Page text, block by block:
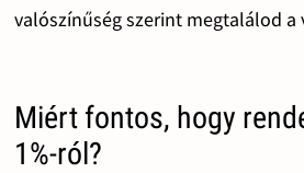
valószínűség szerint megtalálod a
Miért fontos, hogy
1%-ról?